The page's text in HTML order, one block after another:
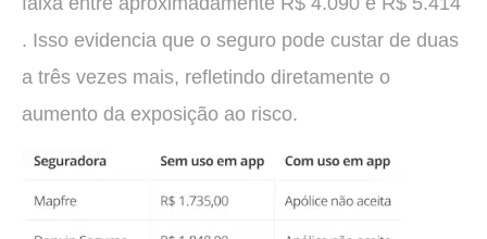
. Isso evidencia que o seguro pode custar de duas
a três vezes mais, refletindo diretamente o
aumento da exposição ao risco.